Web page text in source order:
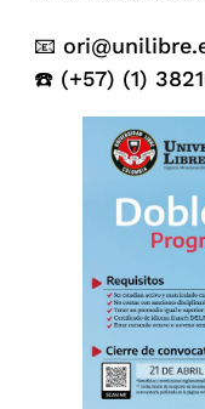
📧
☎️ (+57) (1)